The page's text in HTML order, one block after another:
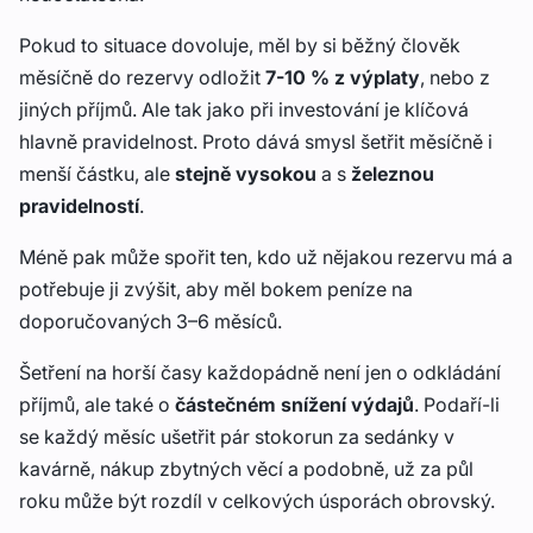
Pokud to situace dovoluje, měl by si běžný člověk
měsíčně do rezervy odložit 7-10 % z výplaty, nebo z
jiných příjmů. Ale tak jako při investování je klíčová
hlavně pravidelnost. Proto dává smysl šetřit měsíčně i
menší částku, ale stejně vysokou a s železnou
pravidelností.
Méně pak může spořit ten, kdo už nějakou rezervu má a
potřebuje ji zvýšit, aby měl bokem peníze na
doporučovaných 3–6 měsíců.
Šetření na horší časy každopádně není jen o odkládání
příjmů, ale také o částečném snížení výdajů. Podaří-li
se každý měsíc ušetřit pár stokorun za sedánky v
kavárně, nákup zbytných věcí a podobně, už za půl
roku může být rozdíl v celkových úsporách obrovský.